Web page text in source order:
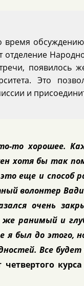
Это
и
то хорошее.
хотя бы так
еще и способ
волонтер
очень
ранимый и
я был до этого,
Все